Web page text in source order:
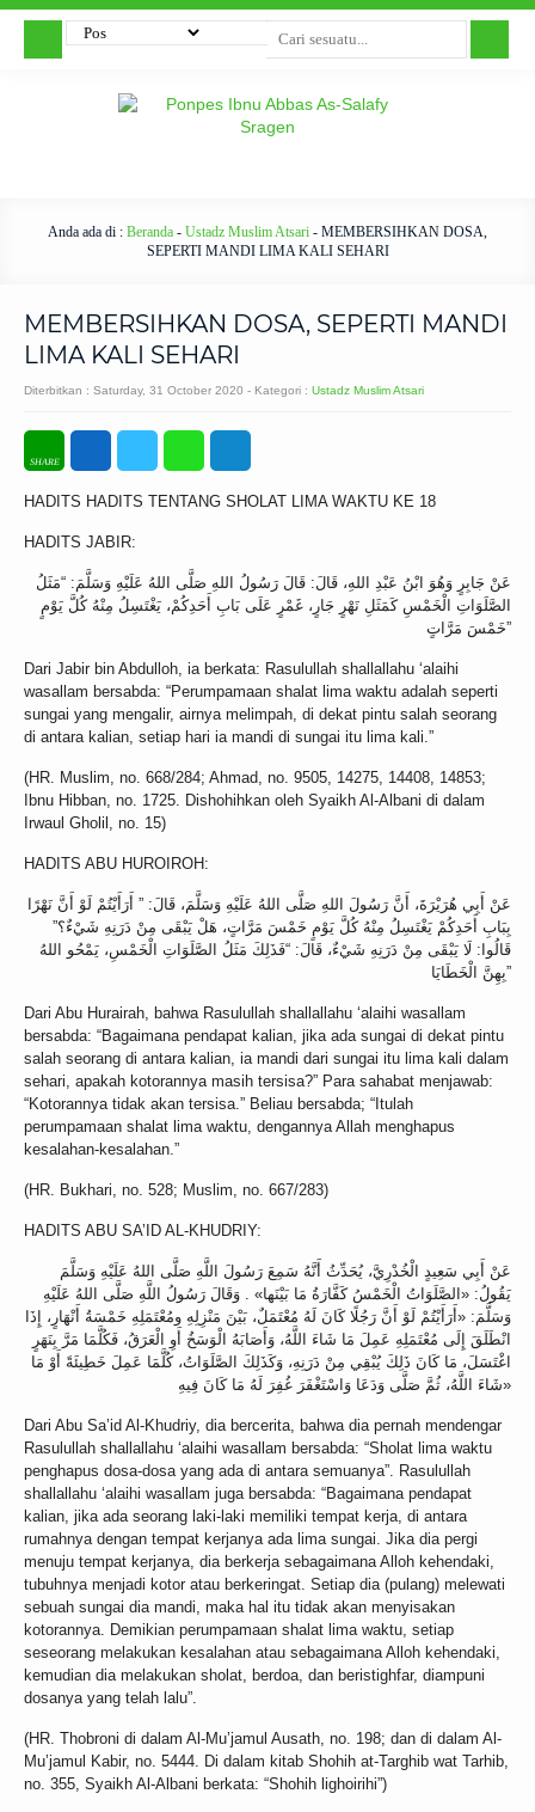
Anda ada di : Beranda - Ustadz Muslim Atsari - MEMBERSIHKAN DOSA,
SEPERTI MANDI LIMA KALI SEHARI
MEMBERSIHKAN DOSA, SEPERTI MANDI
LIMA KALI SEHARI
Diterbitkan : Saturday, 31 October 2020 - Kategori : Ustadz Muslim Atsari
HADITS HADITS TENTANG SHOLAT LIMA WAKTU KE 18
HADITS JABIR:
عَنْ جَابِرٍ وَهُوَ ابْنُ عَبْدِ اللهِ، قَالَ: قَالَ رَسُولُ اللهِ صَلَّى اللهُ عَلَيْهِ وَسَلَّمَ: “مَثَلُ
الصَّلَوَاتِ الْخَمْسِ كَمَثَلِ نَهْرٍ جَارٍ، غَمْرٍ عَلَى بَابِ أَحَدِكُمْ، يَغْتَسِلُ مِنْهُ كُلَّ يَوْمٍ
خَمْسَ مَرَّاتٍ”
Dari Jabir bin Abdulloh, ia berkata: Rasulullah shallallahu ‘alaihi
wasallam bersabda: “Perumpamaan shalat lima waktu adalah seperti
sungai yang mengalir, airnya melimpah, di dekat pintu salah seorang
di antara kalian, setiap hari ia mandi di sungai itu lima kali.”
(HR. Muslim, no. 668/284; Ahmad, no. 9505, 14275, 14408, 14853;
Ibnu Hibban, no. 1725. Dishohihkan oleh Syaikh Al-Albani di dalam
Irwaul Gholil, no. 15)
HADITS ABU HUROIROH:
عَنْ أَبِي هُرَيْرَةَ، أَنَّ رَسُولَ اللهِ صَلَّى اللهُ عَلَيْهِ وَسَلَّمَ، قَالَ: ” أَرَأَيْتُمْ لَوْ أَنَّ نَهْرًا
بِبَابِ أَحَدِكُمْ يَغْتَسِلُ مِنْهُ كُلَّ يَوْمٍ خَمْسَ مَرَّاتٍ، هَلْ يَبْقَى مِنْ دَرَنِهِ شَيْءٌ؟”
قَالُوا: لَا يَبْقَى مِنْ دَرَنِهِ شَيْءٌ، قَالَ: “فَذَلِكَ مَثَلُ الصَّلَوَاتِ الْخَمْسِ، يَمْحُو اللهُ
بِهِنَّ الْخَطَايَا”
Dari Abu Hurairah, bahwa Rasulullah shallallahu ‘alaihi wasallam
bersabda: “Bagaimana pendapat kalian, jika ada sungai di dekat pintu
salah seorang di antara kalian, ia mandi dari sungai itu lima kali dalam
sehari, apakah kotorannya masih tersisa?” Para sahabat menjawab:
“Kotorannya tidak akan tersisa.” Beliau bersabda; “Itulah
perumpamaan shalat lima waktu, dengannya Allah menghapus
kesalahan-kesalahan.”
(HR. Bukhari, no. 528; Muslim, no. 667/283)
HADITS ABU SA’ID AL-KHUDRIY:
عَنْ أَبِي سَعِيدٍ الْخُدْرِيَّ، يُحَدِّثُ أَنَّهُ سَمِعَ رَسُولَ اللَّهِ صَلَّى اللهُ عَلَيْهِ وَسَلَّمَ
يَقُولُ: «الصَّلَوَاتُ الْخَمْسُ كَفَّارَةُ مَا بَيْنَها» . وَقَالَ رَسُولُ اللَّهِ صَلَّى اللهُ عَلَيْهِ
وَسَلَّمَ: «أَرَأَيْتُمْ لَوْ أَنَّ رَجُلًا كَانَ لَهُ مُعْتَمَلٌ، بَيْنَ مَنْزِلِهِ ومُعْتَمَلِهِ خَمْسَةُ أَنْهَارٍ، إِذَا
انْطَلَقَ إِلَى مُعْتَمَلِهِ عَمِلَ مَا شَاءَ اللَّهُ، وَأَصَابَهُ الْوَسَخُ أَوِ الْعَرَقُ، فَكُلَّمَا مَرَّ بِنَهَرٍ
اغْتَسَلَ، مَا كَانَ ذَلِكَ يُبْقِي مِنْ دَرَنِهِ، وَكَذَلِكَ الصَّلَوَاتُ، كُلَّمَا عَمِلَ خَطِيئَةً أَوْ مَا
شَاءَ اللَّهُ، ثُمَّ صَلَّى وَدَعَا وَاسْتَغْفَرَ غُفِرَ لَهُ مَا كَانَ فِيهِ»
Dari Abu Sa’id Al-Khudriy, dia bercerita, bahwa dia pernah mendengar
Rasulullah shallallahu ‘alaihi wasallam bersabda: “Sholat lima waktu
penghapus dosa-dosa yang ada di antara semuanya”. Rasulullah
shallallahu ‘alaihi wasallam juga bersabda: “Bagaimana pendapat
kalian, jika ada seorang laki-laki memiliki tempat kerja, di antara
rumahnya dengan tempat kerjanya ada lima sungai. Jika dia pergi
menuju tempat kerjanya, dia berkerja sebagaimana Alloh kehendaki,
tubuhnya menjadi kotor atau berkeringat. Setiap dia (pulang) melewati
sebuah sungai dia mandi, maka hal itu tidak akan menyisakan
kotorannya. Demikian perumpamaan shalat lima waktu, setiap
seseorang melakukan kesalahan atau sebagaimana Alloh kehendaki,
kemudian dia melakukan sholat, berdoa, dan beristighfar, diampuni
dosanya yang telah lalu”.
(HR. Thobroni di dalam Al-Mu’jamul Ausath, no. 198; dan di dalam Al-
Mu’jamul Kabir, no. 5444. Di dalam kitab Shohih at-Targhib wat Tarhib,
no. 355, Syaikh Al-Albani berkata: “Shohih lighoirihi”)